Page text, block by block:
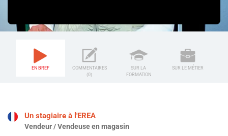
EN BREF
COMMENTAIRES
(0)
SUR LA
FORMATION
SUR LE MÉTIER
Un stagiaire à l'EREA
Vendeur / Vendeuse en magasin